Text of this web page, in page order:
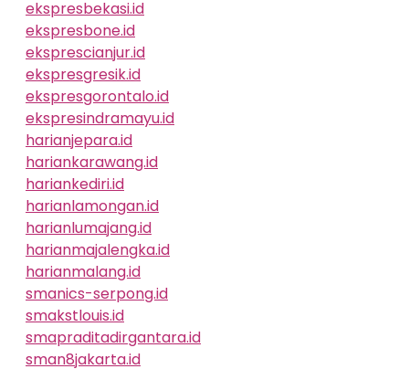
ekspresbekasi.id
ekspresbone.id
eksprescianjur.id
ekspresgresik.id
ekspresgorontalo.id
ekspresindramayu.id
harianjepara.id
hariankarawang.id
hariankediri.id
harianlamongan.id
harianlumajang.id
harianmajalengka.id
harianmalang.id
smanics-serpong.id
smakstlouis.id
smapraditadirgantara.id
sman8jakarta.id